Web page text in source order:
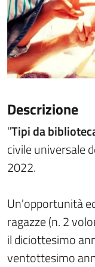
Descrizione
"Tipi da
civile universale
2022.
Un'opportunità
ragazze (n. 2
il diciottesimo
ventottesimo